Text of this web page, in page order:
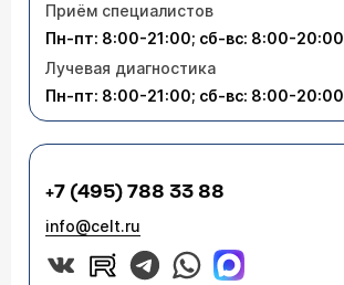
Приём специалистов
Пн-пт: 8:00-21:00; сб-вс: 8:00-20:00
Лучевая диагностика
Пн-пт: 8:00-21:00; сб-вс: 8:00-20:00
+7 (495) 788 33 88
info@celt.ru